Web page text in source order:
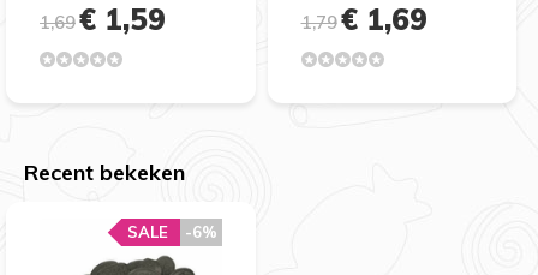
1,69€ 1,59 1,79€ 1,69
Recent bekeken
-6%
SALE